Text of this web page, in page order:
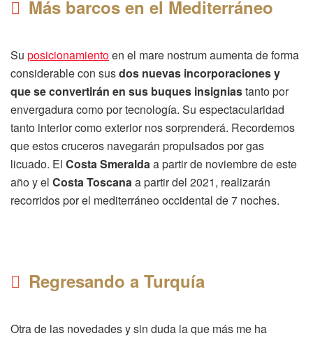
Más barcos en el Mediterráneo
Su posicionamientoen el mare nostrum aumenta de forma
considerable con susdos nuevas incorporaciones y
que se convertirán en sus buques insigniastanto por
envergadura como por tecnología. Su espectacularidad
tanto interior como exterior nos sorprenderá. Recordemos
que estos cruceros navegarán propulsados por gas
licuado. El Costa Smeraldaa partir de noviembre de este
año y el Costa Toscanaa partir del 2021, realizarán
recorridos por el mediterráneo occidental de 7 noches.
Regresando a Turquía
Otra de las novedades y sin duda la que más me ha